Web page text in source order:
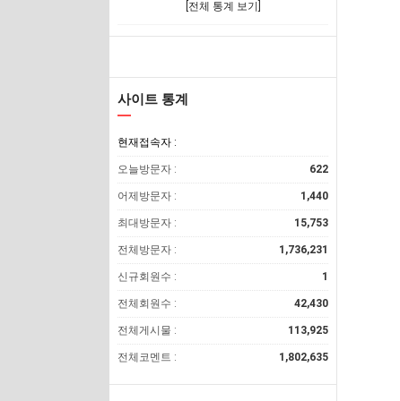
[전체 통계 보기]
사이트 통계
현재접속자 :
오늘방문자 : 622
어제방문자 : 1,440
최대방문자 : 15,753
전체방문자 : 1,736,231
신규회원수 : 1
전체회원수 : 42,430
전체게시물 : 113,925
전체코멘트 : 1,802,635